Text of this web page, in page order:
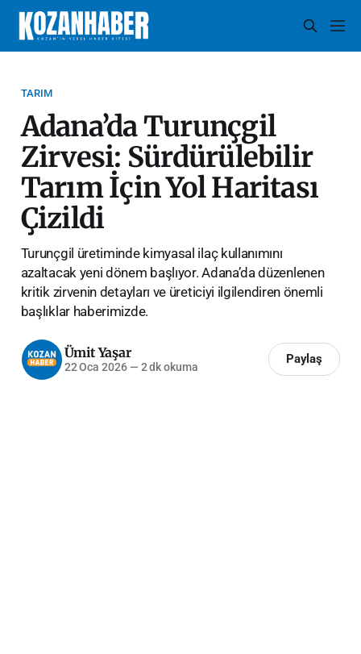
TARIM
Adana’da Turunçgil
Zirvesi: Sürdürülebilir
Tarım İçin Yol Haritası
Çizildi
Turunçgil üretiminde kimyasal ilaç kullanımını
azaltacak yeni dönem başlıyor. Adana’da düzenlenen
kritik zirvenin detayları ve üreticiyi ilgilendiren önemli
başlıklar haberimizde.
Ümit Yaşar
22 Oca 2026 — 2 dk okuma
Paylaş